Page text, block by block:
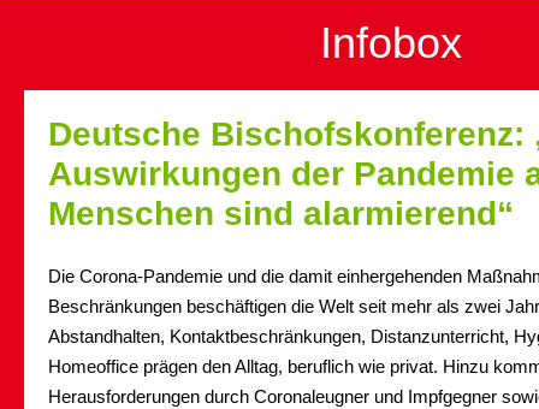
Infobox
Deutsche Bischofskonferenz:
Auswirkungen der Pandemie
Menschen sind alarmierend“
Die Corona-Pandemie und die damit einhergehenden
Beschränkungen beschäftigen die Welt seit mehr als zwei
Abstandhalten, Kontaktbeschränkungen, Distanzunterricht,
Homeoffice prägen den Alltag, beruflich wie privat. Hinzu
Herausforderungen durch Coronaleugner und Impfgegner